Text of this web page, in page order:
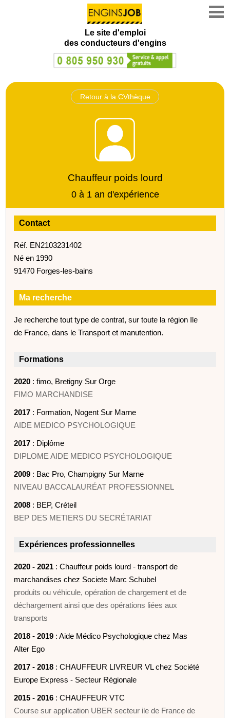
Le site d'emploi
des conducteurs d'engins
Retour à la CVthèque
Chauffeur poids lourd
0 à 1 an d'expérience
Contact
Réf. EN2103231402
Né en 1990
91470 Forges-les-bains
Ma recherche
Je recherche tout type de contrat, sur toute la région Ile
de France, dans le Transport et manutention.
Formations
2020 : fimo, Bretigny Sur Orge
FIMO MARCHANDISE
2017 : Formation, Nogent Sur Marne
AIDE MEDICO PSYCHOLOGIQUE
2017 : Diplôme
DIPLOME AIDE MEDICO PSYCHOLOGIQUE
2009 : Bac Pro, Champigny Sur Marne
NIVEAU BACCALAURÉAT PROFESSIONNEL
2008 : BEP, Créteil
BEP DES METIERS DU SECRÉTARIAT
Expériences professionnelles
2020 - 2021 : Chauffeur poids lourd - transport de
marchandises chez Societe Marc Schubel
produits ou véhicule, opération de chargement et de
déchargement ainsi que des opérations liées aux
transports
2018 - 2019 : Aide Médico Psychologique chez Mas
Alter Ego
2017 - 2018 : CHAUFFEUR LIVREUR VL chez Société
Europe Express - Secteur Régionale
2015 - 2016 : CHAUFFEUR VTC
Course sur application UBER secteur ile de France de